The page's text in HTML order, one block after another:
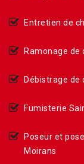
Entretien de
Ramonage de
Débistrage de
Fumisterie
Poseur et
Moirans